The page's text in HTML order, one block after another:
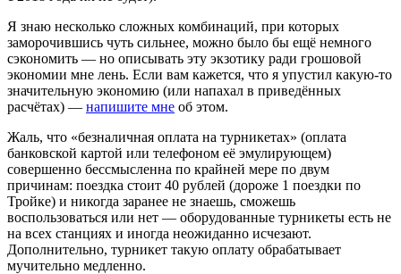
Я знаю несколько сложных комбинаций, при которых
заморочившись чуть сильнее, можно было бы ещё немного
сэкономить — но описывать эту экзотику ради грошовой
экономии мне лень. Если вам кажется, что я упустил какую-то
значительную экономию (или напахал в приведённых
расчётах) — напишите мне об этом.
Жаль, что «безналичная оплата на турникетах» (оплата
банковской картой или телефоном её эмулирующем)
совершенно бессмысленна по крайней мере по двум
причинам: поездка стоит 40 рублей (дороже 1 поездки по
Тройке) и никогда заранее не знаешь, сможешь
воспользоваться или нет — оборудованные турникеты есть не
на всех станциях и иногда неожиданно исчезают.
Дополнительно, турникет такую оплату обрабатывает
мучительно медленно.